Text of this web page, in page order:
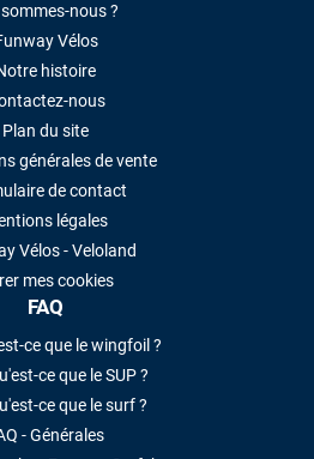
nous ?
Vélos
histoire
nous
Plan du site
générales de vente
de contact
légales
Vélos - Veloland
mes cookies
FAQ
ce que le wingfoil ?
ce que le SUP ?
ce que le surf ?
- Générales